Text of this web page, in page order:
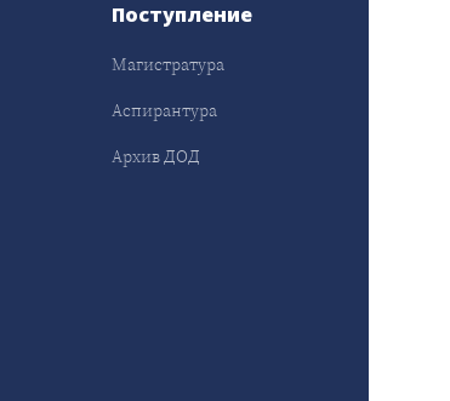
Поступление
Магистратура
Аспирантура
Архив ДОД